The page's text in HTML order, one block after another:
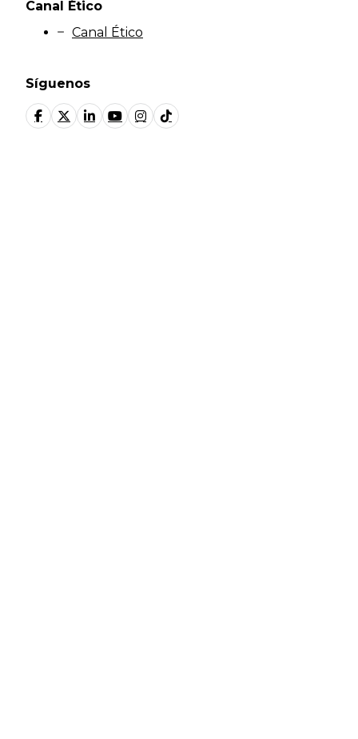
Síguenos
Canal Ético
Canal Ético